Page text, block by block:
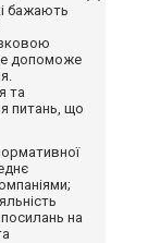
бажають
допоможе
та
питань, що
посилань на